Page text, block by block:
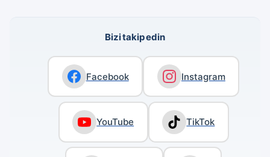
Bizi takip edin
Facebook Instagram
YouTube TikTok